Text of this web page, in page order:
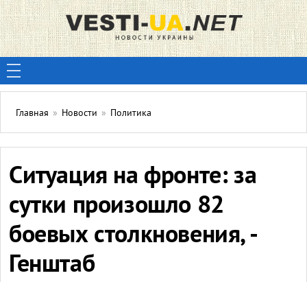
Главная » Новости » Политика
Ситуация на фронте: за
сутки произошло 82
боевых столкновения, -
Генштаб